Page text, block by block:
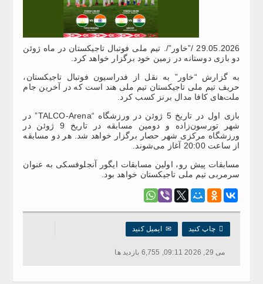
29.05.2026 /”خاور”/. تیم ملی فوتبال تاجیکستان در ماه ژوئن
دو بازی دوستانه در زمین خود برگزار خواهد کرد.
به گزارش “خاور” به نقل از فدراسیون فوتبال تاجیکستان،
حریف تیم ملی تاجیکستان تیم ملی هند است که در آخرین جام
ملت‌های کافا مدال برنز کسب کرد.
بازی اول در تاریخ 5 ژوئن در ورزشگاه “TALCO-Arena” در
شهر تورسون‌زاده و دومین مسابقه در تاریخ 9 ژوئن در
ورزشگاه مرکزی شهر حصار برگزار خواهد شد. هر دو مسابقه
از ساعت 20:00 آغاز می‌شوند.
مسابقات پیش رو، اولین مسابقات ایگور آنجلوفسکی به عنوان
سرمربی تیم ملی تاجیکستان خواهد بود.
 چاپ کنید ✉ایمیل کنید
می 29, 2026 09:11, 6,755 بازدید ها